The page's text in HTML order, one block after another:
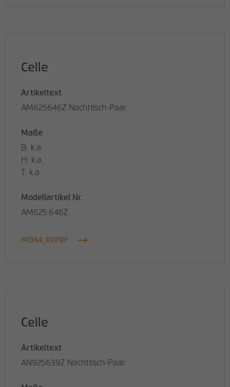
Celle
Artikeltext
AM625646Z Nachttisch-Paar
Maße
B: k.a.
H: k.a.
T: k.a.
Modellartikel Nr.
AM625.646Z
M1354_07.PDF
Celle
Artikeltext
AN925639Z Nachttisch-Paar